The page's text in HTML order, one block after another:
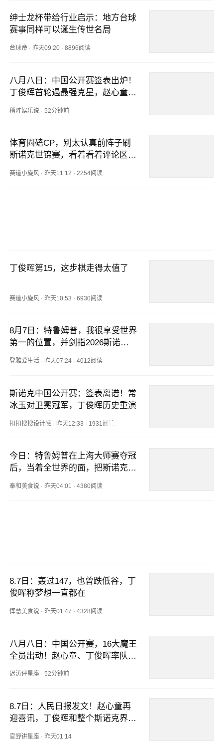
绅士龙杯带给行业启示：地方台球
赛事同样可以诞生传世名局
台球帝 · 昨天09:20 ·8896阅读
八月八日：中国公开赛签表出炉！
丁俊晖首轮遇最强克星，赵心童成
稽阵娱乐说 ·52分钟前
体育圈磕CP，别太认真前阵子刷
斯诺克世锦赛，看着看着评论区就
赛道小旋风 · 昨天11:12 ·2254阅读
丁俊晖第15，这步棋走得太值了
赛道小旋风 · 昨天10:53 ·6930阅读
8月7日：特鲁姆普，我很享受世界
第一的位置，并剑指2026斯诺克
登雅爱生活 · 昨天07:24 ·4012阅读
斯诺克中国公开赛：签表离谱！常
冰玉对卫冕冠军，丁俊晖历史重演
扣扣搜搜设计感 · 昨天12:33 · 1931阅读
今日：特鲁姆普在上海大师赛夺冠
后，当着全世界的面，把斯诺克台
奉和美食说 · 昨天04:01 ·4380阅读
8.7日：轰过147，也曾跌低谷，丁
俊晖称梦想一直都在
恽慧美食说 · 昨天01:47 ·4328阅读
八月八日：中国公开赛，16大魔王
全员出动！赵心童、丁俊晖率队剑
迟涛评星座 ·52分钟前
8.7日：人民日报发文！赵心童再
迎喜讯，丁俊晖和整个斯诺克界都
官野讲星座 · 昨天01:14